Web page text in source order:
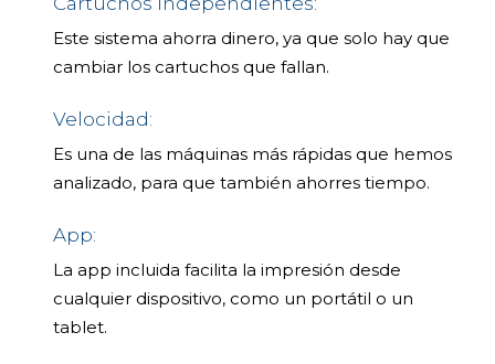
Este sistema ahorra dinero, ya que solo hay que
cambiar los cartuchos que fallan.
Velocidad:
Es una de las máquinas más rápidas que hemos
analizado, para que también ahorres tiempo.
App:
La app incluida facilita la impresión desde
cualquier dispositivo, como un portátil o un
tablet.